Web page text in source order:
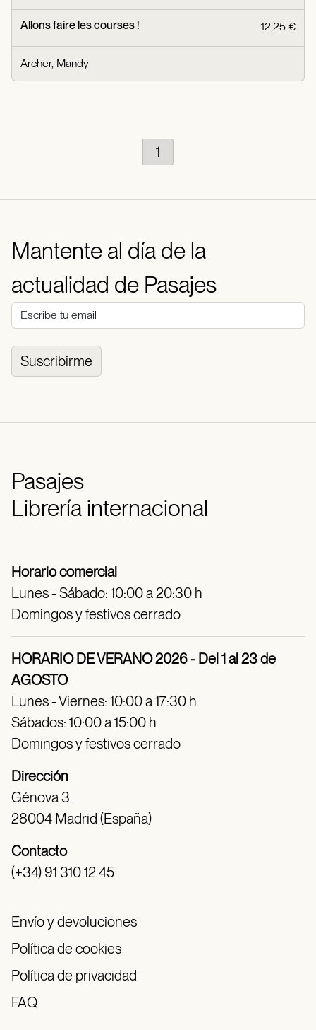
Allons faire les courses ! 12,25 €
Archer, Mandy
1
Mantente al día de la
actualidad de Pasajes
Suscribirme
Pasajes
Librería internacional
Horario comercial
Lunes - Sábado: 10:00 a 20:30 h
Domingos y festivos cerrado
HORARIO DE VERANO 2026 - Del 1 al 23 de
AGOSTO
Lunes - Viernes: 10:00 a 17:30 h
Sábados: 10:00 a 15:00 h
Domingos y festivos cerrado
Dirección
Génova 3
28004 Madrid (España)
Contacto
(+34) 91 310 12 45
Envío y devoluciones
Política de cookies
Política de privacidad
FAQ